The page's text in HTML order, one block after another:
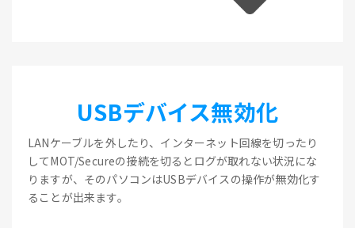
USBデバイス無効化
LANケーブルを外したり、インターネット回線を切ったり
してMOT/Secureの接続を切るとログが取れない状況にな
りますが、そのパソコンはUSBデバイスの操作が無効化す
ることが出来ます。